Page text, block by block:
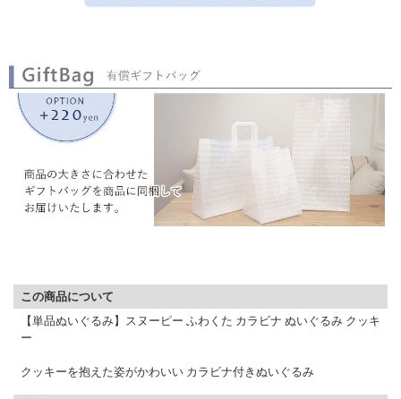
この商品について
【単品ぬいぐるみ】スヌーピー ふわくた カラビナ ぬいぐるみ クッキ
ー
クッキーを抱えた姿がかわいい カラビナ付きぬいぐるみ